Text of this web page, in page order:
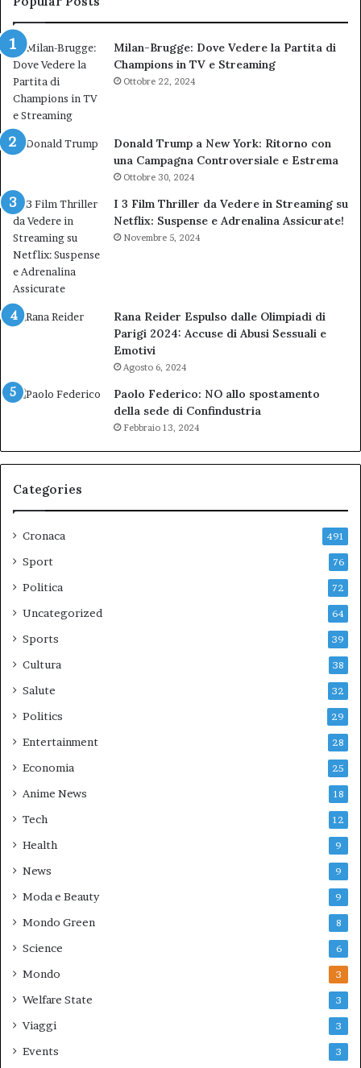
Milan-Brugge: Dove Vedere la Partita di
Champions in TV e Streaming
Ottobre 22, 2024
Donald Trump a New York: Ritorno con
una Campagna Controversiale e Estrema
Ottobre 30, 2024
I 3 Film Thriller da Vedere in Streaming su
Netflix: Suspense e Adrenalina Assicurate!
Novembre 5, 2024
Rana Reider Espulso dalle Olimpiadi di
Parigi 2024: Accuse di Abusi Sessuali e
Emotivi
Agosto 6, 2024
Paolo Federico: NO allo spostamento
della sede di Confindustria
Febbraio 13, 2024
Categories
Cronaca 491
Sport 76
Politica 72
Uncategorized 64
Sports 39
Cultura 38
Salute 32
Politics 29
Entertainment 28
Economia 25
Anime News 18
Tech 12
Health 9
News 9
Moda e Beauty 9
Mondo Green 8
Science 6
Mondo 3
Welfare State 3
Viaggi 3
Events 3